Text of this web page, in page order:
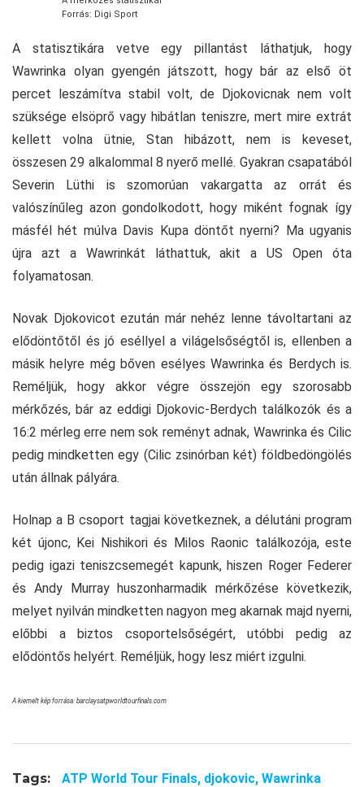
Forrás: Digi Sport
A statisztikára vetve egy pillantást láthatjuk, hogy
Wawrinka olyan gyengén játszott, hogy bár az első öt
percet leszámítva stabil volt, de Djokovicnak nem volt
szüksége elsöprő vagy hibátlan teniszre, mert mire extrát
kellett volna ütnie, Stan hibázott, nem is keveset,
összesen 29 alkalommal 8 nyerő mellé. Gyakran csapatából
Severin Lüthi is szomorúan vakargatta az orrát és
valószínűleg azon gondolkodott, hogy miként fognak így
másfél hét múlva Davis Kupa döntőt nyerni? Ma ugyanis
újra azt a Wawrinkát láthattuk, akit a US Open óta
folyamatosan.
Novak Djokovicot ezután már nehéz lenne távoltartani az
elődöntőtől és jó eséllyel a világelsőségtől is, ellenben a
másik helyre még bőven esélyes Wawrinka és Berdych is.
Reméljük, hogy akkor végre összejön egy szorosabb
mérkőzés, bár az eddigi Djokovic-Berdych találkozók és a
16:2 mérleg erre nem sok reményt adnak, Wawrinka és Cilic
pedig mindketten egy (Cilic zsinórban két) földbedöngölés
után állnak pályára.
Holnap a B csoport tagjai következnek, a délutáni program
két újonc, Kei Nishikori és Milos Raonic találkozója, este
pedig igazi teniszcsemegét kapunk, hiszen Roger Federer
és Andy Murray huszonharmadik mérkőzése következik,
melyet nyilván mindketten nagyon meg akarnak majd nyerni,
előbbi a biztos csoportelsőségért, utóbbi pedig az
elődöntős helyért. Reméljük, hogy lesz miért izgulni.
A kiemelt kép forrása: barclaysatpworldtourfinals.com
Tags: ATP World Tour Finals, djokovic, Wawrinka